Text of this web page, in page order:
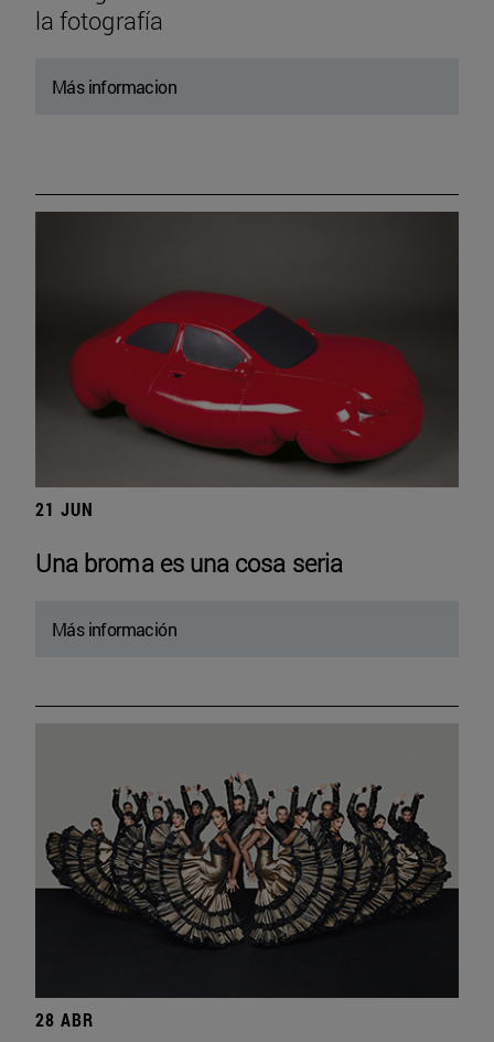
la fotografía
Más informacion
21 JUN
Una broma es una cosa seria
Más información
28 ABR